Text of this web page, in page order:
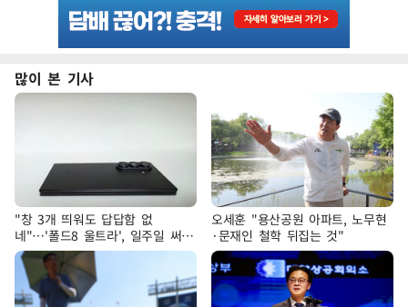
많이 본 기사
"창 3개 띄워도 답답함 없
네"…'폴드8 울트라', 일주일 써보
니
오세훈 "용산공원 아파트, 노무현
·문재인 철학 뒤집는 것"